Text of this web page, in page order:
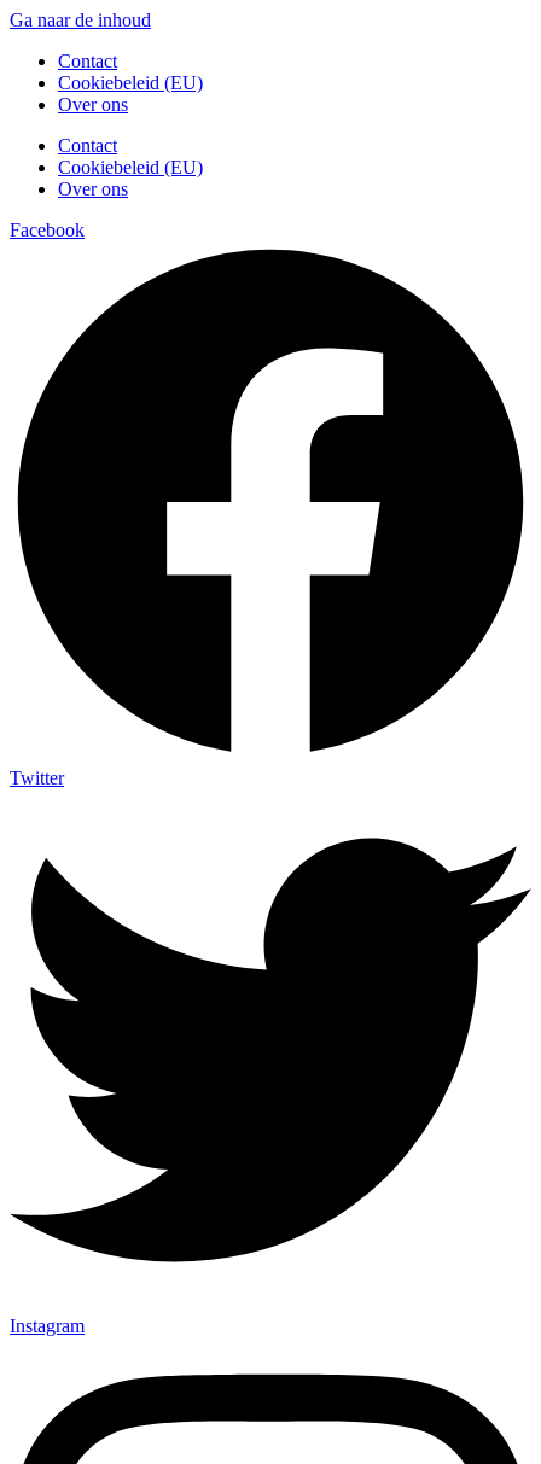
Ga naar de inhoud
Contact
Cookiebeleid (EU)
Over ons
Contact
Cookiebeleid (EU)
Over ons
Facebook
Twitter
Instagram